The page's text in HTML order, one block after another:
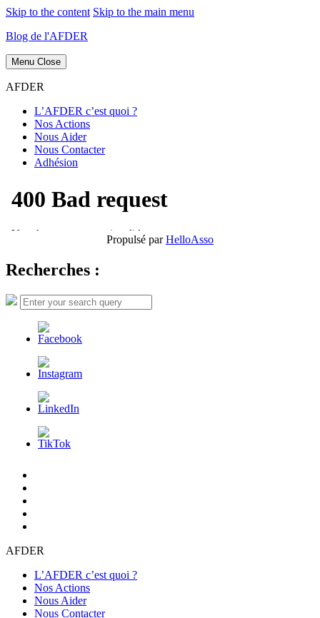
Skip to the content Skip to the main menu
Blog de l'AFDER
Menu Close
AFDER
L’AFDER c’est quoi ?
Nos Actions
Nous Aider
Nous Contacter
Adhésion
Propulsé parHelloAsso
Recherches :
Search
for:
Search
AFDER
L’AFDER c’est quoi ?
Nos Actions
Nous Aider
Nous Contacter